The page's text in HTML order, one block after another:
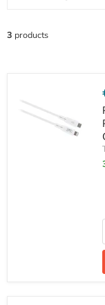
3 products